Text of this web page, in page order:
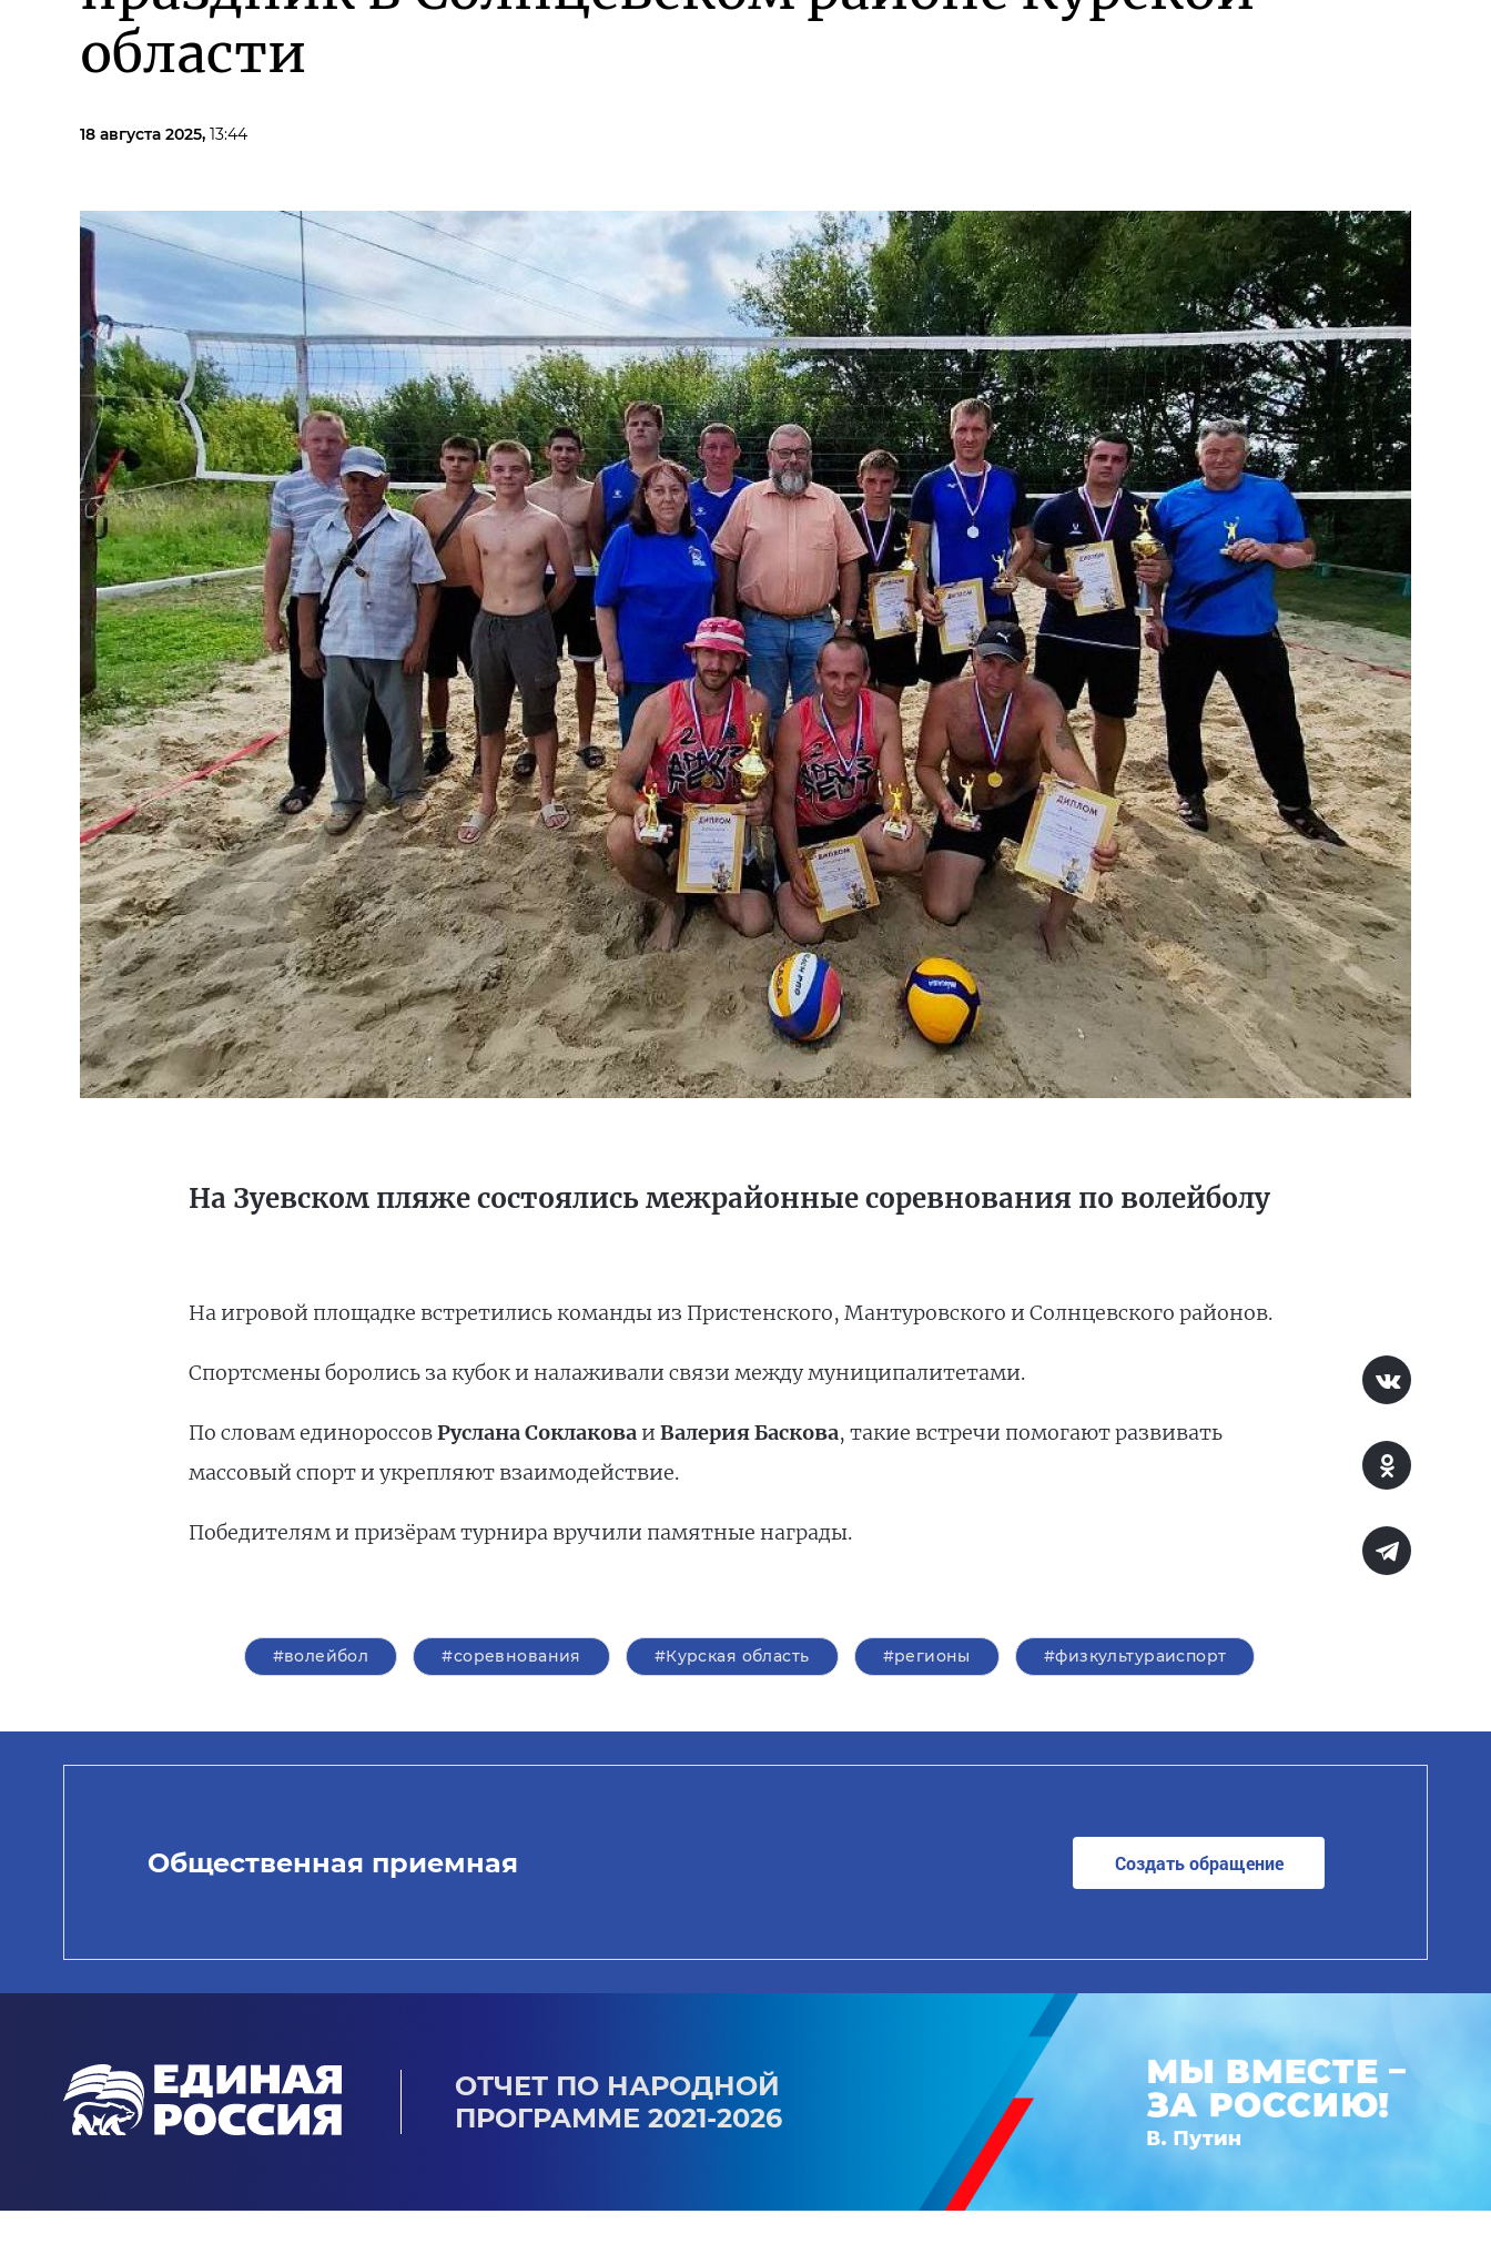
области
18 августа 2025, 13:44
На Зуевском пляже состоялись межрайонные соревнования по волейболу
На игровой площадке встретились команды из Пристенского, Мантуровского и Солнцевского районов.
Спортсмены боролись за кубок и налаживали связи между муниципалитетами.
По словам единороссовРуслана Соклаковаи Валерия Баскова, такие встречи помогают развивать
массовый спорт и укрепляют взаимодействие.
Победителям и призёрам турнира вручили памятные награды.
#волейбол #соревнования #Курская область #регионы #физкультураиспорт
Общественная приемная Создать обращение
ОТЧЕТ ПО НАРОДНОЙ
ПРОГРАММЕ 2021-2026